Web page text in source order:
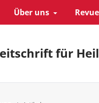
Über uns Revue
für